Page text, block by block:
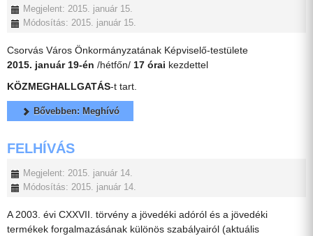
Megjelent: 2015. január 15.
Módosítás: 2015. január 15.
Csorvás Város Önkormányzatának Képviselő-testülete
2015. január 19-én /hétfőn/ 17 órai kezdettel
KÖZMEGHALLGATÁS-t tart.
Bővebben: Meghívó
FELHÍVÁS
Megjelent: 2015. január 14.
Módosítás: 2015. január 14.
A 2003. évi CXXVII. törvény a jövedéki adóról és a jövedéki
termékek forgalmazásának különös szabályairól (aktuális